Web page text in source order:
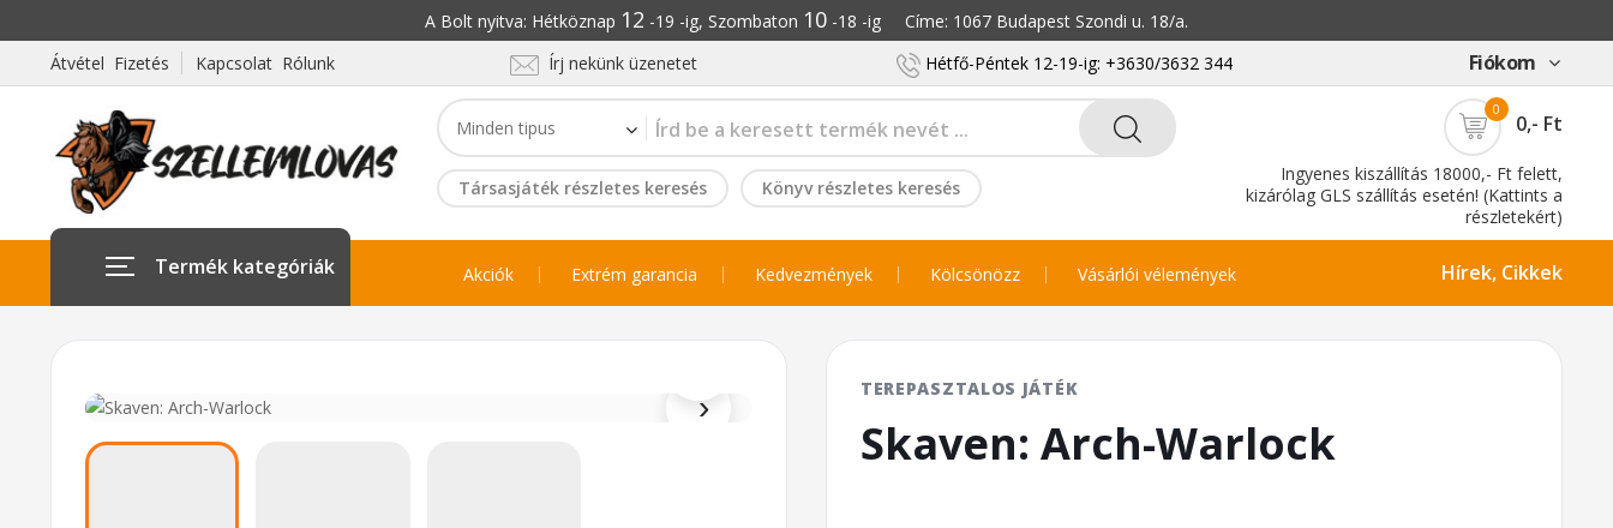
A Bolt nyitva: Hétköznap 12 -19 -ig, Szombaton 10-18 -ig Címe: 1067 Budapest Szondi u. 18/a.
Átvétel Fizetés
Kapcsolat Rólunk Írj nekünk üzenetet Hétfő-Péntek 12-19-ig: +3630/3632 344 Fiókom
Társasjáték részletes keresés Könyv részletes keresés
0
0,- Ft
Ingyenes kiszállítás 18000,- Ft felett,
kizárólag GLS szállítás esetén! (Kattints a
részletekért)
Termék kategóriák Akciók Extrém garancia Kedvezmények Kölcsönözz Vásárlói vélemények Hírek, Cikkek
›
TEREPASZTALOS JÁTÉK
Skaven: Arch-Warlock